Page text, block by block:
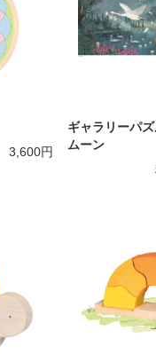
3,600円
ギャラリーパ
ムーン